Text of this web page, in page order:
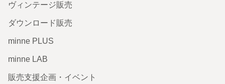
ヴィンテージ販売
ダウンロード販売
minne PLUS
minne LAB
販売支援企画・イベント